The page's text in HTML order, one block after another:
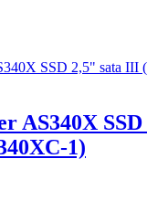
AS340X
1)